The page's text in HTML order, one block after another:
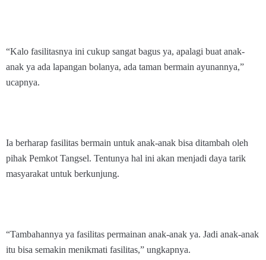
“Kalo fasilitasnya ini cukup sangat bagus ya, apalagi buat anak-
anak ya ada lapangan bolanya, ada taman bermain ayunannya,”
ucapnya.
Ia berharap fasilitas bermain untuk anak-anak bisa ditambah oleh
pihak Pemkot Tangsel. Tentunya hal ini akan menjadi daya tarik
masyarakat untuk berkunjung.
“Tambahannya ya fasilitas permainan anak-anak ya. Jadi anak-anak
itu bisa semakin menikmati fasilitas,” ungkapnya.